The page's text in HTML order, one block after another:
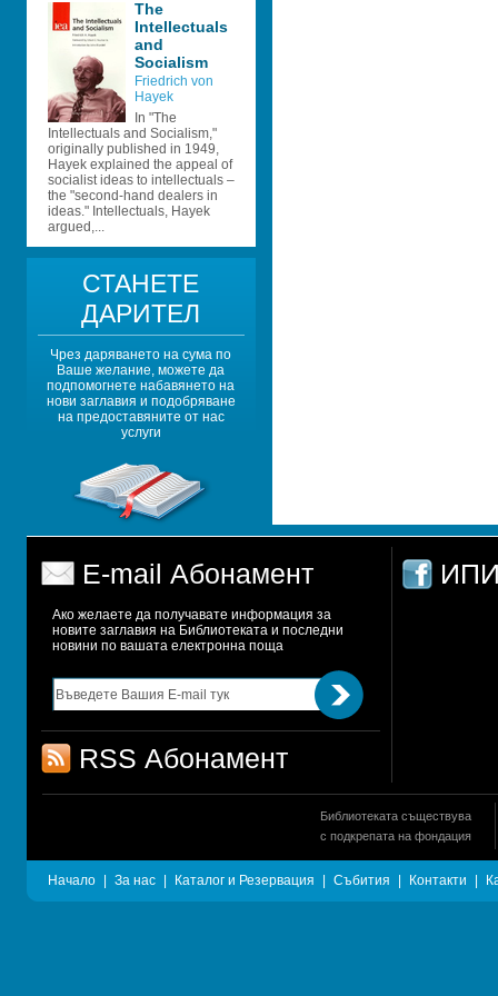
The
Intellectuals
and
Socialism
Friedrich von
Hayek
In "The
Intellectuals and Socialism,"
originally published in 1949,
Hayek explained the appeal of
socialist ideas to intellectuals –
the "second-hand dealers in
ideas." Intellectuals, Hayek
argued,...
СТАНЕТЕ
ДАРИТЕЛ
Чрез даряването на сума по
Ваше желание, можете да
подпомогнете набавянето на
нови заглавия и подобряване
на предоставяните от нас
услуги
E-mail Абонамент
Ако желаете да получавате информация за
новите заглавия на Библиотеката и последни
новини по вашата електронна поща
RSS Абонамент
ИПИ
Библиотеката съществува
с подкрепата на фондация
Начало За нас Каталог и Резервация Събития Контакти